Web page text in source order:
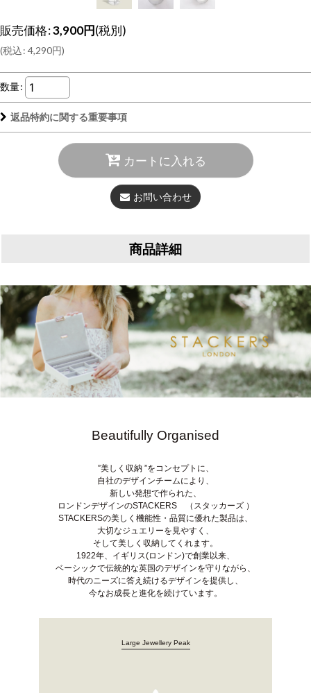
販売価格:3,900円(税別)
(税込: 4,290円)
数量:
返品特約に関する重要事項
カートに入れる
お問い合わせ
商品詳細
Beautifully Organised
”美しく収納 ”をコンセプトに、
自社のデザインチームにより、
新しい発想で作られた、
ロンドンデザインのSTACKERS （スタッカーズ ）
STACKERSの美しく機能性・品質に優れた製品は、
大切なジュエリーを見やすく、
そして美しく収納してくれます。
1922年、イギリス(ロンドン)で創業以来、
ベーシックで伝統的な英国のデザインを守りながら、
時代のニーズに答え続けるデザインを提供し、
今なお成長と進化を続けています。
Large Jewellery Peak